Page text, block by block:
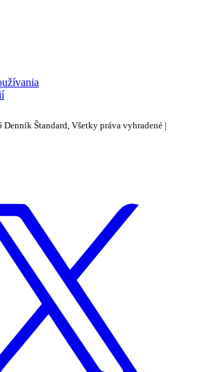
Denník Štandard, Všetky práva vyhradené |